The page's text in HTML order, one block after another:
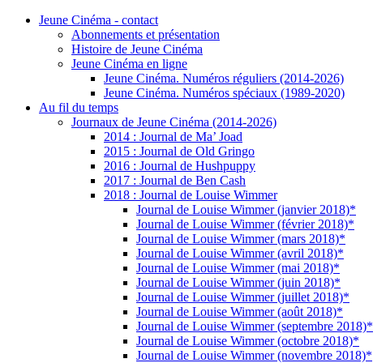
Jeune Cinéma - contact
Abonnements et présentation
Histoire de Jeune Cinéma
Jeune Cinéma en ligne
Jeune Cinéma. Numéros réguliers (2014-2026)
Jeune Cinéma. Numéros spéciaux (1989-2020)
Au fil du temps
Journaux de Jeune Cinéma (2014-2026)
2014 : Journal de Ma’ Joad
2015 : Journal de Old Gringo
2016 : Journal de Hushpuppy
2017 : Journal de Ben Cash
2018 : Journal de Louise Wimmer
Journal de Louise Wimmer (janvier 2018)*
Journal de Louise Wimmer (février 2018)*
Journal de Louise Wimmer (mars 2018)*
Journal de Louise Wimmer (avril 2018)*
Journal de Louise Wimmer (mai 2018)*
Journal de Louise Wimmer (juin 2018)*
Journal de Louise Wimmer (juillet 2018)*
Journal de Louise Wimmer (août 2018)*
Journal de Louise Wimmer (septembre 2018)*
Journal de Louise Wimmer (octobre 2018)*
Journal de Louise Wimmer (novembre 2018)*